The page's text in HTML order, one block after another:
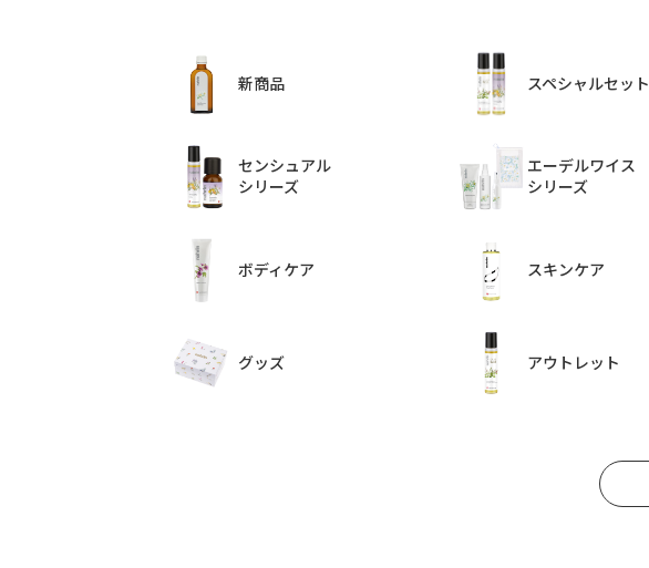
新商品 スペシャルセット
センシュアル
シリーズ
エーデルワイス
シリーズ
ボディケア スキンケア
グッズ アウトレット